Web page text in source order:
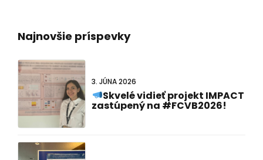
Najnovšie príspevky
3. JÚNA 2026
Skvelé vidieť projekt IMPACT
zastúpený na #FCVB2026!